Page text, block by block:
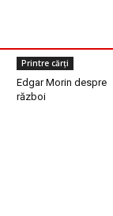
Printre cărți
Edgar Morin despre
război